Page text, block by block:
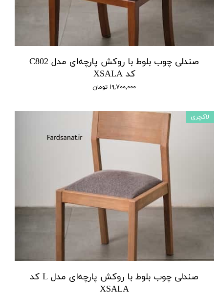
صندلی چوب بلوط با روکش پارچه‌ای مدل C802
کد XSALA
۱۹,۷۰۰,۰۰۰ تومان
صندلی چوب بلوط با روکش پارچه‌ای مدل L کد
XSALA
لاکچری